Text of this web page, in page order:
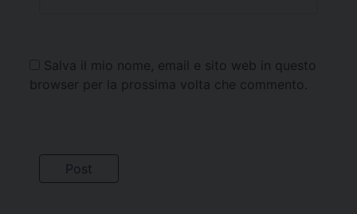
Salva il mio nome, email e sito web in questo
browser per la prossima volta che commento.